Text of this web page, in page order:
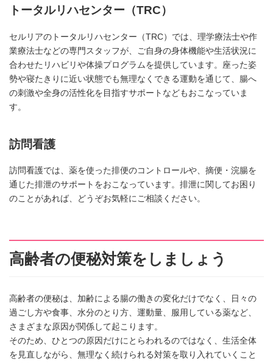
トータルリハセンター（TRC）
セルリアのトータルリハセンター（TRC）では、理学療法士や作
業療法士などの専門スタッフが、ご自身の身体機能や生活状況に
合わせたリハビリや体操プログラムを提供しています。座った姿
勢や寝たきりに近い状態でも無理なくできる運動を通じて、腸へ
の刺激や全身の活性化を目指すサポートなどもおこなっていま
す。
訪問看護
訪問看護では、薬を使った排便のコントロールや、摘便・浣腸を
通じた排泄のサポートをおこなっています。排泄に関してお困り
のことがあれば、どうぞお気軽にご相談ください。
高齢者の便秘対策をしましょう
高齢者の便秘は、加齢による腸の働きの変化だけでなく、日々の
過ごし方や食事、水分のとり方、運動量、服用している薬など、
さまざまな原因が関係して起こります。
そのため、ひとつの原因だけにとらわれるのではなく、生活全体
を見直しながら、無理なく続けられる対策を取り入れていくこと